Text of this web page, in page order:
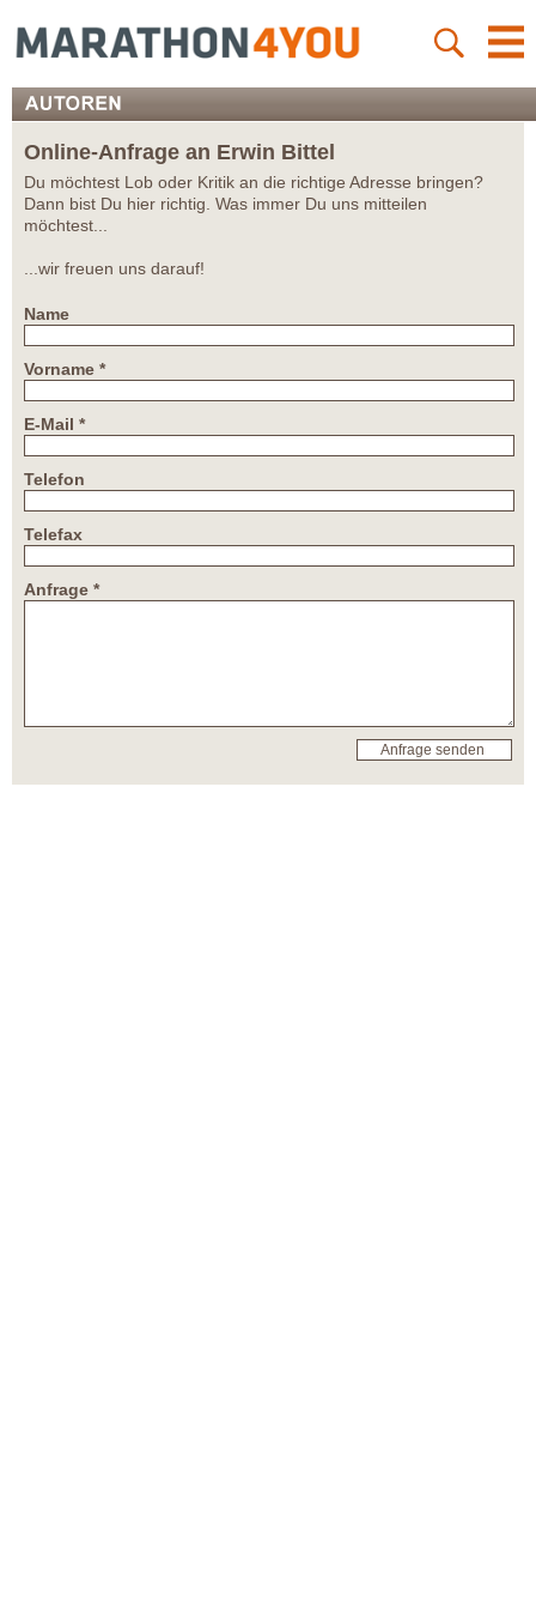
Online-Anfrage an Erwin Bittel
Du möchtest Lob oder Kritik an die richtige Adresse bringen?
Dann bist Du hier richtig. Was immer Du uns mitteilen
möchtest...
...wir freuen uns darauf!
Name
Vorname *
E-Mail *
Telefon
Telefax
Anfrage *